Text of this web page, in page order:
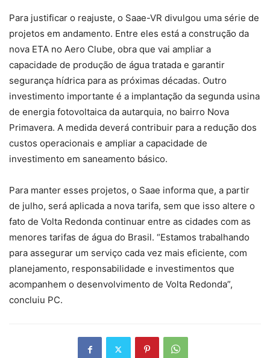
Para justificar o reajuste, o Saae-VR divulgou uma série de
projetos em andamento. Entre eles está a construção da
nova ETA no Aero Clube, obra que vai ampliar a
capacidade de produção de água tratada e garantir
segurança hídrica para as próximas décadas. Outro
investimento importante é a implantação da segunda usina
de energia fotovoltaica da autarquia, no bairro Nova
Primavera. A medida deverá contribuir para a redução dos
custos operacionais e ampliar a capacidade de
investimento em saneamento básico.
Para manter esses projetos, o Saae informa que, a partir
de julho, será aplicada a nova tarifa, sem que isso altere o
fato de Volta Redonda continuar entre as cidades com as
menores tarifas de água do Brasil. “Estamos trabalhando
para assegurar um serviço cada vez mais eficiente, com
planejamento, responsabilidade e investimentos que
acompanhem o desenvolvimento de Volta Redonda”,
concluiu PC.